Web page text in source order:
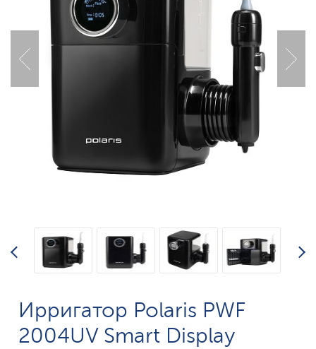
Ирригатор Polaris PWF
2004UV Smart Display